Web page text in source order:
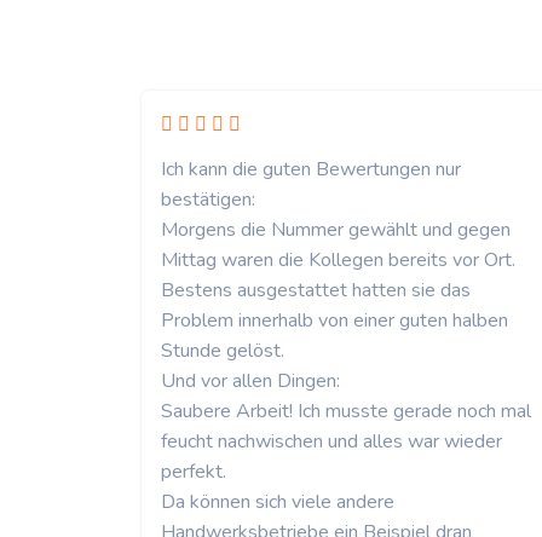
Ich kann die guten Bewertungen nur
bestätigen:
Morgens die Nummer gewählt und gegen
Mittag waren die Kollegen bereits vor Ort.
Bestens ausgestattet hatten sie das
Problem innerhalb von einer guten halben
Stunde gelöst.
Und vor allen Dingen:
Saubere Arbeit! Ich musste gerade noch mal
feucht nachwischen und alles war wieder
perfekt.
Da können sich viele andere